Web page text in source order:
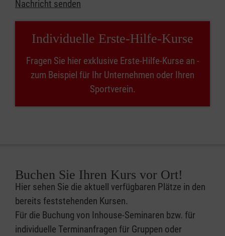
Nachricht senden
Individuelle Erste-Hilfe-Kurse
Fragen Sie hier exklusive Erste-Hilfe-Kurse an -
zum Beispiel für Ihr Unternehmen oder Ihren
Sportverein.
Buchen Sie Ihren Kurs vor Ort!
Hier sehen Sie die aktuell verfügbaren Plätze in den
bereits feststehenden Kursen.
Für die Buchung von Inhouse-Seminaren bzw. für
individuelle Terminanfragen für Gruppen oder